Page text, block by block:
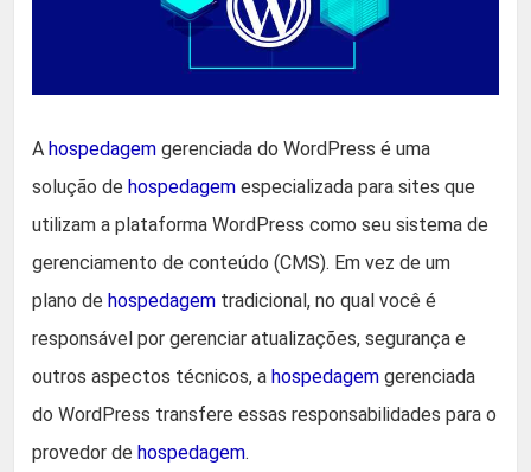
A hospedagem gerenciada do WordPress é uma
solução de hospedagem especializada para sites que
utilizam a plataforma WordPress como seu sistema de
gerenciamento de conteúdo (CMS). Em vez de um
plano de hospedagem tradicional, no qual você é
responsável por gerenciar atualizações, segurança e
outros aspectos técnicos, a hospedagem gerenciada
do WordPress transfere essas responsabilidades para o
provedor de hospedagem.